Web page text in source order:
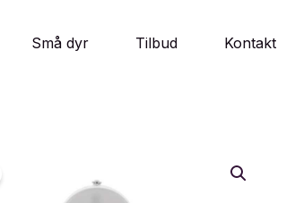
Små dyr Tilbud Kontakt